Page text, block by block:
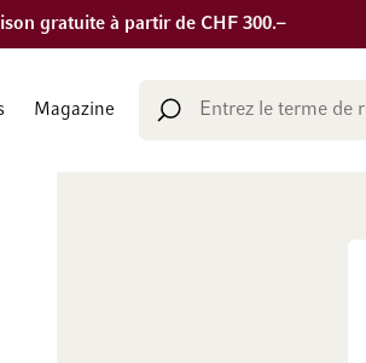
gratuite à partir de CHF 300.–
Magazine
Chercher